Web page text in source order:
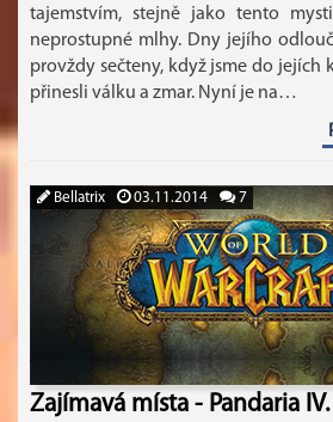
tajemstvím, stejně jako tento
neprostupné mlhy. Dny jejího
provždy sečteny, když jsme do jejích
přinesli válku a zmar. Nyní je na…
Bellatrix 03.11.2014 7
Zajímavá místa - Pandaria IV.